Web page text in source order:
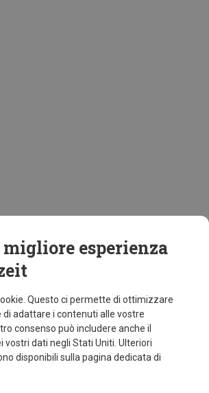
migliore esperienza
Questo ci permette di ottimizzare
di adattare i contenuti alle vostre
consenso può includere anche il
dati negli Stati Uniti. Ulteriori
disponibili sulla pagina dedicata di